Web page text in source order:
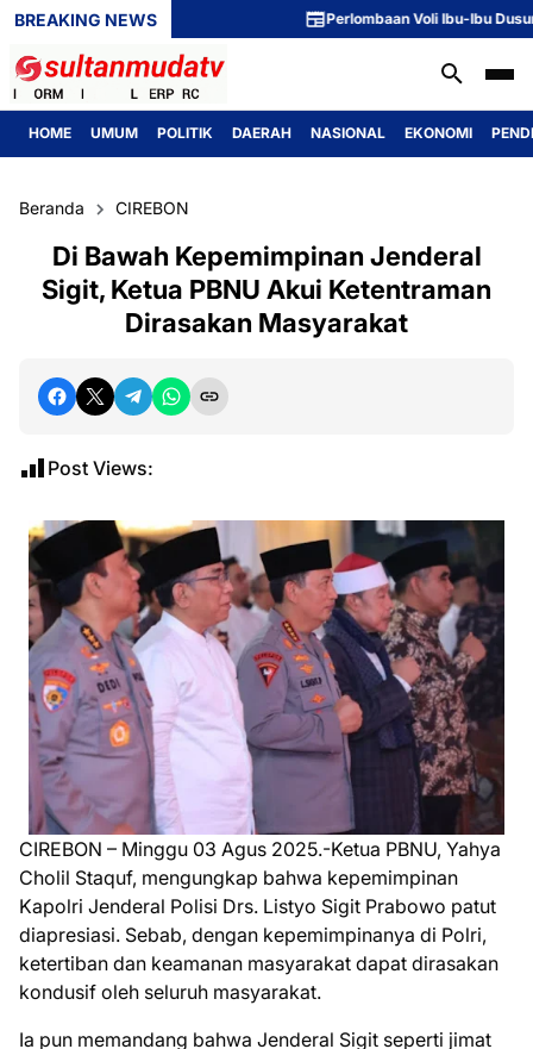
BREAKING NEWS Perlombaan Voli Ibu-Ibu Dusun 1
HOME UMUM POLITIK DAERAH NASIONAL EKONOMI
Beranda CIREBON
Di Bawah Kepemimpinan Jenderal
Sigit, Ketua PBNU Akui Ketentraman
Dirasakan Masyarakat
Post Views:
CIREBON – Minggu 03 Agus 2025.-Ketua PBNU, Yahya
Cholil Staquf, mengungkap bahwa kepemimpinan
Kapolri Jenderal Polisi Drs. Listyo Sigit Prabowo patut
diapresiasi. Sebab, dengan kepemimpinanya di Polri,
ketertiban dan keamanan masyarakat dapat dirasakan
kondusif oleh seluruh masyarakat.
Ia pun memandang bahwa Jenderal Sigit seperti jimat